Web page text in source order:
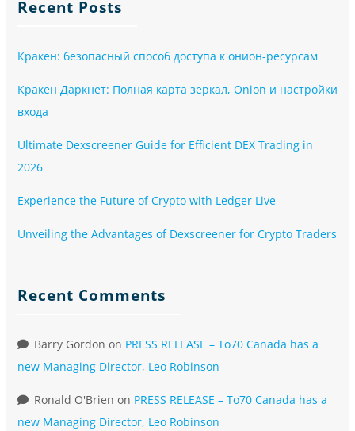
Recent Posts
Кракен: безопасный способ доступа к онион-ресурсам
Кракен Даркнет: Полная карта зеркал, Onion и настройки
входа
Ultimate Dexscreener Guide for Efficient DEX Trading in
2026
Experience the Future of Crypto with Ledger Live
Unveiling the Advantages of Dexscreener for Crypto Traders
Recent Comments
Barry Gordon on PRESS RELEASE – To70 Canada has a
new Managing Director, Leo Robinson
Ronald O'Brien on PRESS RELEASE – To70 Canada has a
new Managing Director, Leo Robinson